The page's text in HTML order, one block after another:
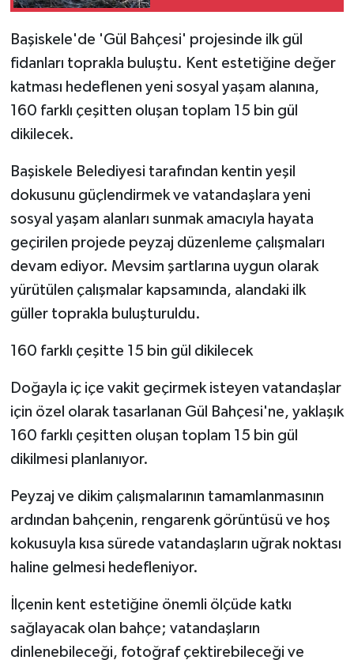
Başiskele'de 'Gül Bahçesi' projesinde ilk gül
fidanları toprakla buluştu. Kent estetiğine değer
katması hedeflenen yeni sosyal yaşam alanına,
160 farklı çeşitten oluşan toplam 15 bin gül
dikilecek.
Başiskele Belediyesi tarafından kentin yeşil
dokusunu güçlendirmek ve vatandaşlara yeni
sosyal yaşam alanları sunmak amacıyla hayata
geçirilen projede peyzaj düzenleme çalışmaları
devam ediyor. Mevsim şartlarına uygun olarak
yürütülen çalışmalar kapsamında, alandaki ilk
güller toprakla buluşturuldu.
160 farklı çeşitte 15 bin gül dikilecek
Doğayla iç içe vakit geçirmek isteyen vatandaşlar
için özel olarak tasarlanan Gül Bahçesi'ne, yaklaşık
160 farklı çeşitten oluşan toplam 15 bin gül
dikilmesi planlanıyor.
Peyzaj ve dikim çalışmalarının tamamlanmasının
ardından bahçenin, rengarenk görüntüsü ve hoş
kokusuyla kısa sürede vatandaşların uğrak noktası
haline gelmesi hedefleniyor.
İlçenin kent estetiğine önemli ölçüde katkı
sağlayacak olan bahçe; vatandaşların
dinlenebileceği, fotoğraf çektirebileceği ve